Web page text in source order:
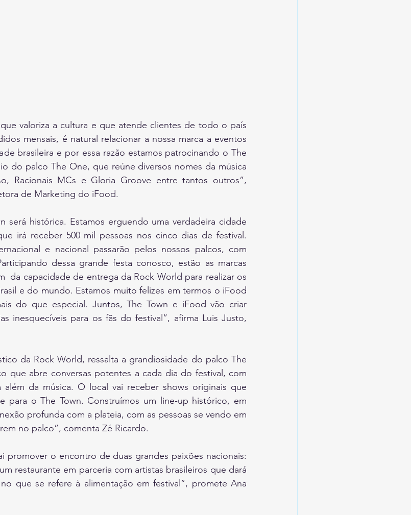
valoriza a cultura e que atende clientes de todo o país
mensais, é natural relacionar a nossa marca a eventos
brasileira e por essa razão estamos patrocinando o The
do palco The One, que reúne diversos nomes da música
Racionais MCs e Gloria Groove entre tantos outros”,
de Marketing do iFood.
será histórica. Estamos erguendo uma verdadeira cidade
irá receber 500 mil pessoas nos cinco dias de festival.
e nacional passarão pelos nossos palcos, com
dessa grande festa conosco, estão as marcas
da capacidade de entrega da Rock World para realizar os
e do mundo. Estamos muito felizes em termos o iFood
do que especial. Juntos, The Town e iFood vão criar
inesquecíveis para os fãs do festival”, afirma Luis Justo,
da Rock World, ressalta a grandiosidade do palco The
que abre conversas potentes a cada dia do festival, com
da música. O local vai receber shows originais que
para o The Town. Construímos um line-up histórico, em
profunda com a plateia, com as pessoas se vendo em
no palco”, comenta Zé Ricardo.
promover o encontro de duas grandes paixões nacionais:
restaurante em parceria com artistas brasileiros que dará
que se refere à alimentação em festival”, promete Ana